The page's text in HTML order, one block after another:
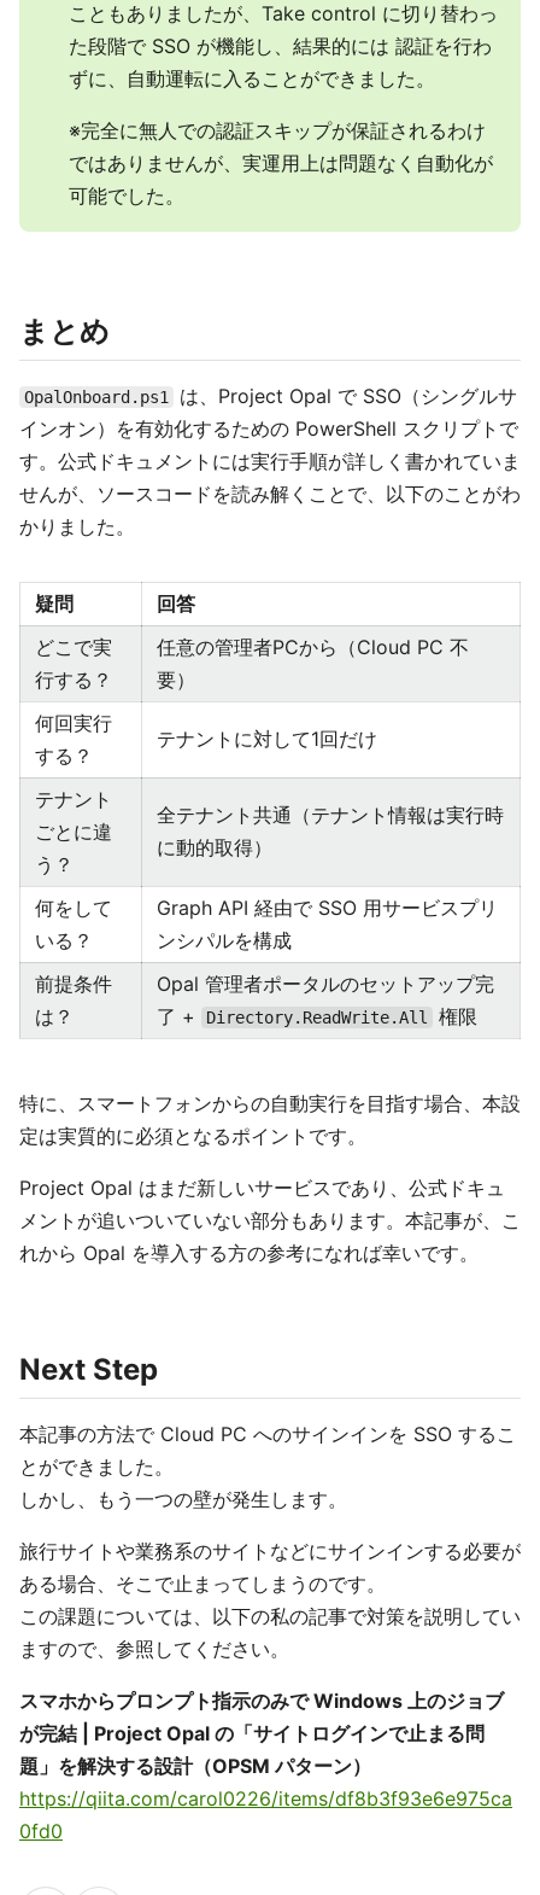
こともありましたが、Take control に切り替わっ
た段階で SSO が機能し、結果的には 認証を行わ
ずに、自動運転に入ることができました。
※完全に無人での認証スキップが保証されるわけ
ではありませんが、実運用上は問題なく自動化が
可能でした。
まとめ
OpalOnboard.ps1
は、Project Opal で SSO（シングルサ
インオン）を有効化するための PowerShell スクリプトで
す。公式ドキュメントには実行手順が詳しく書かれていま
せんが、ソースコードを読み解くことで、以下のことがわ
かりました。
疑問
回答
どこで実
行する？
任意の管理者PCから（Cloud PC 不
要）
何回実行
する？
テナントに対して1回だけ
テナント
ごとに違
う？
全テナント共通（テナント情報は実行時
に動的取得）
何をして
いる？
Graph API 経由で SSO 用サービスプリ
ンシパルを構成
前提条件
は？
Opal 管理者ポータルのセットアップ完
了 +
Directory.ReadWrite.All 権限
特に、スマートフォンからの自動実行を目指す場合、本設
定は実質的に必須となるポイントです。
Project Opal はまだ新しいサービスであり、公式ドキュ
メントが追いついていない部分もあります。本記事が、こ
れから Opal を導入する方の参考になれば幸いです。
Next Step
本記事の方法で Cloud PC へのサインインを SSO するこ
とができました。
しかし、もう一つの壁が発生します。
旅行サイトや業務系のサイトなどにサインインする必要が
ある場合、そこで止まってしまうのです。
この課題については、以下の私の記事で対策を説明してい
ますので、参照してください。
スマホからプロンプト指示のみで Windows 上のジョブ
が完結 | Project Opal の「サイトログインで止まる問
題」を解決する設計（OPSM パターン）
https://qiita.com/carol0226/items/df8b3f93e6e975ca
0fd0